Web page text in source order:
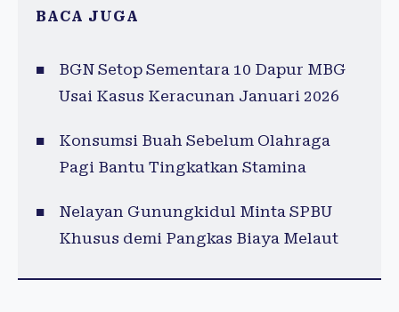
BACA JUGA
BGN Setop Sementara 10 Dapur MBG
Usai Kasus Keracunan Januari 2026
Konsumsi Buah Sebelum Olahraga
Pagi Bantu Tingkatkan Stamina
Nelayan Gunungkidul Minta SPBU
Khusus demi Pangkas Biaya Melaut